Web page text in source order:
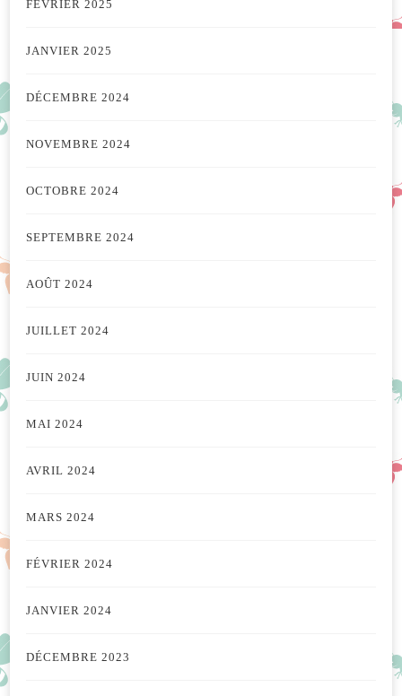
FÉVRIER 2025
JANVIER 2025
DÉCEMBRE 2024
NOVEMBRE 2024
OCTOBRE 2024
SEPTEMBRE 2024
AOÛT 2024
JUILLET 2024
JUIN 2024
MAI 2024
AVRIL 2024
MARS 2024
FÉVRIER 2024
JANVIER 2024
DÉCEMBRE 2023